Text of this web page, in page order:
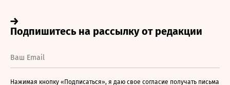
Нажимая кнопку «Подписаться», я даю свое согласие получать письма